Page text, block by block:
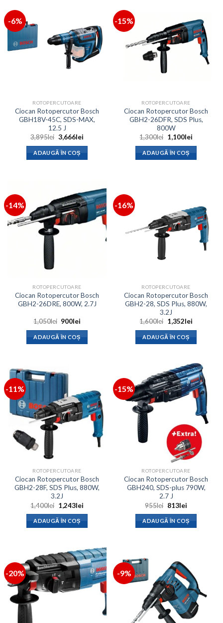
-6%
ROTOPERCUTOARE
Ciocan Rotopercutor Bosch
GBH18V-45C, SDS-MAX,
12.5 J
3,895lei Prețul
inițial
a
fost:
3,895lei.
3,666leiPrețul
ADAUGĂ ÎN COȘ
-15%
ROTOPERCUTOARE
Ciocan Rotopercutor Bosch
GBH2-26DFR, SDS Plus,
800W
1,300lei Prețul
inițial
a
fost:
1,300lei.
1,100leiPrețul
ADAUGĂ ÎN COȘ
-14%
ROTOPERCUTOARE
Ciocan Rotopercutor Bosch
GBH2-26DRE, 800W, 2.7J
1,050lei Prețul
a
fost:
1,050lei.
900lei
ADAUGĂ ÎN COȘ
-16%
ROTOPERCUTOARE
Ciocan Rotopercutor Bosch
GBH2-28, SDS Plus, 880W,
3.2J
1,600lei Prețul
inițial
a
fost:
1,600lei.
1,352leiPrețul
ADAUGĂ ÎN COȘ
-11%
ROTOPERCUTOARE
Ciocan Rotopercutor Bosch
GBH2-28F, SDS Plus, 880W,
3.2J
1,400lei Prețul
inițial
a
fost:
1,400lei.
1,243leiPrețul
ADAUGĂ ÎN COȘ
-15%
ROTOPERCUTOARE
Ciocan Rotopercutor Bosch
GBH240, SDS-plus 790W,
2.7 J
955lei Prețul
a
fost:
955lei.
813leiPrețul
este:
813lei.
ADAUGĂ ÎN COȘ
-20% -9%